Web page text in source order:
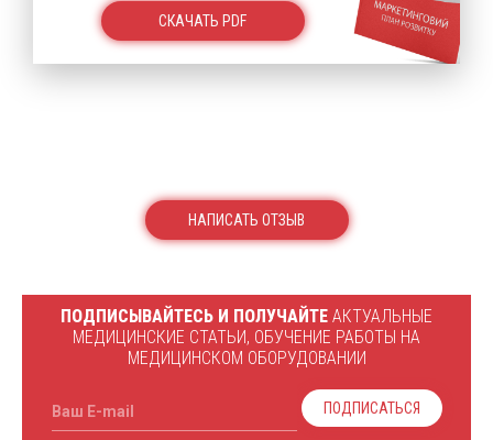
СКАЧАТЬ PDF
НАПИСАТЬ ОТЗЫВ
ПОДПИСЫВАЙТЕСЬ И ПОЛУЧАЙТЕ АКТУАЛЬНЫЕ
МЕДИЦИНСКИЕ СТАТЬИ, ОБУЧЕНИЕ РАБОТЫ НА
МЕДИЦИНСКОМ ОБОРУДОВАНИИ
Ваш E-mail ПОДПИСАТЬСЯ